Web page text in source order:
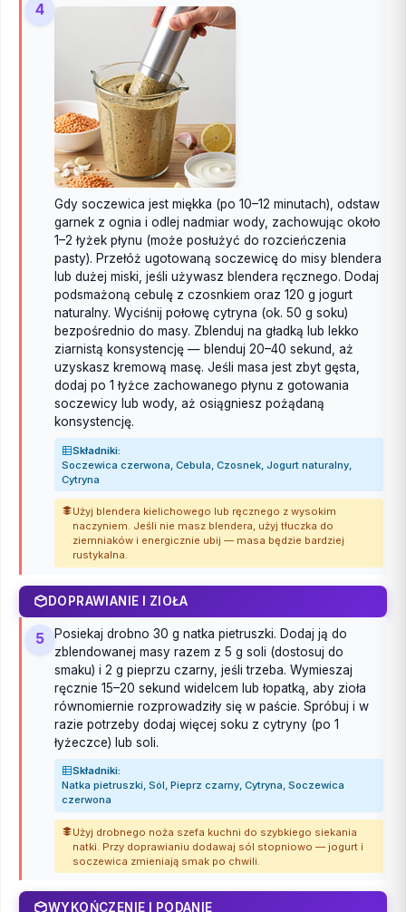
4
Gdy soczewica jest miękka (po 10–12 minutach), odstaw
garnek z ognia i odlej nadmiar wody, zachowując około
1–2 łyżek płynu (może posłużyć do rozcieńczenia
pasty). Przełóż ugotowaną soczewicę do misy blendera
lub dużej miski, jeśli używasz blendera ręcznego. Dodaj
podsmażoną cebulę z czosnkiem oraz 120 g jogurt
naturalny. Wyciśnij połowę cytryna (ok. 50 g soku)
bezpośrednio do masy. Zblenduj na gładką lub lekko
ziarnistą konsystencję — blenduj 20–40 sekund, aż
uzyskasz kremową masę. Jeśli masa jest zbyt gęsta,
dodaj po 1 łyżce zachowanego płynu z gotowania
soczewicy lub wody, aż osiągniesz pożądaną
konsystencję.
Składniki:
Soczewica czerwona, Cebula, Czosnek, Jogurt naturalny,
Cytryna
Użyj blendera kielichowego lub ręcznego z wysokim
naczyniem. Jeśli nie masz blendera, użyj tłuczka do
ziemniaków i energicznie ubij — masa będzie bardziej
rustykalna.
DOPRAWIANIE I ZIOŁA
5
Posiekaj drobno 30 g natka pietruszki. Dodaj ją do
zblendowanej masy razem z 5 g soli (dostosuj do
smaku) i 2 g pieprzu czarny, jeśli trzeba. Wymieszaj
ręcznie 15–20 sekund widelcem lub łopatką, aby zioła
równomiernie rozprowadziły się w paście. Spróbuj i w
razie potrzeby dodaj więcej soku z cytryny (po 1
łyżeczce) lub soli.
Składniki:
Natka pietruszki, Sól, Pieprz czarny, Cytryna, Soczewica
czerwona
Użyj drobnego noża szefa kuchni do szybkiego siekania
natki. Przy doprawianiu dodawaj sól stopniowo — jogurt i
soczewica zmieniają smak po chwili.
WYKOŃCZENIE I PODANIE